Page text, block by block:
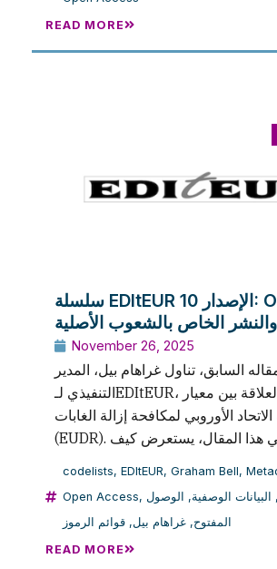
READ MORE
سلسلة EDItEUR الإصدار 10: ONIX
والنشر الخاص بالشعوب الأصلية
November 26, 2025
السابق، تناول غراهام بيل، المدير
التنفيذي لـEDItEUR، العلاقة بين معيار ONIX
الاتحاد الأوروبي لمكافحة إزالة الغابات
codelists, EDItEUR, Graham Bell,
Open Access, , البيانات الوصفية, الوصول
المفتوح, غراهام بيل, قوائم الرموز
READ MORE